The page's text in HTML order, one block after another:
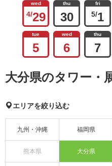
wed
4/29
thu
30
fri
5/1
tue
5
wed
6
thu
7
大分県のタワー・
エリアを絞り込む
九州・沖縄 福岡県
熊本県 大分県